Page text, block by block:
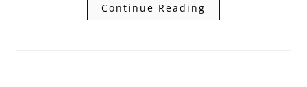
Continue Reading